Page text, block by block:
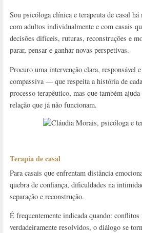
Sou psicóloga clínica e terapeuta de casal
com adultos individualmente e com casais
decisões difíceis, ruturas, reconstruções e
parar, pensar e ganhar novas perspetivas.
Procuro uma intervenção clara, responsável
compassiva — que respeita a história de
processo terapêutico, mas que também
relação que já não funcionam.
Terapia de casal
Para casais que enfrentam distância
quebra de confiança, dificuldades na
separação e reconstrução.
É frequentemente indicada quando: conflitos
verdadeiramente resolvidos, o diálogo se